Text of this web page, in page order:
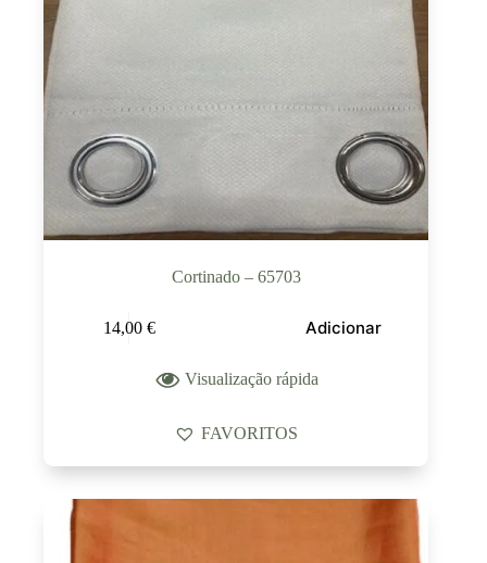
Cortinado – 65703
14,00 € Adicionar
Visualização rápida
FAVORITOS